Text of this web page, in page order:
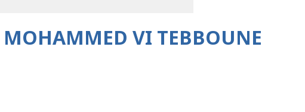
MOHAMMED VI TEBBOUNE